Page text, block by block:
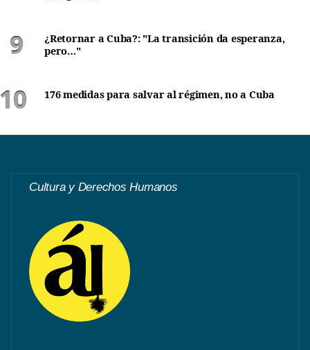
¿Retornar a Cuba?: "La transición da esperanza,
pero…"
176 medidas para salvar al régimen, no a Cuba
Cultura y Derechos Humanos